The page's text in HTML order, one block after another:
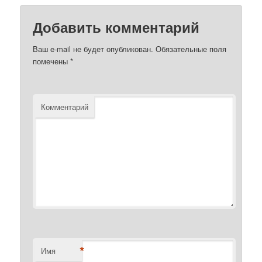
Добавить комментарий
Ваш e-mail не будет опубликован. Обязательные поля
помечены*
Комментарий
Имя *